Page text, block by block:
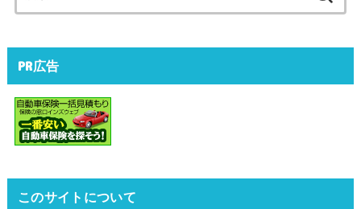
索:
PR広告
このサイトについて